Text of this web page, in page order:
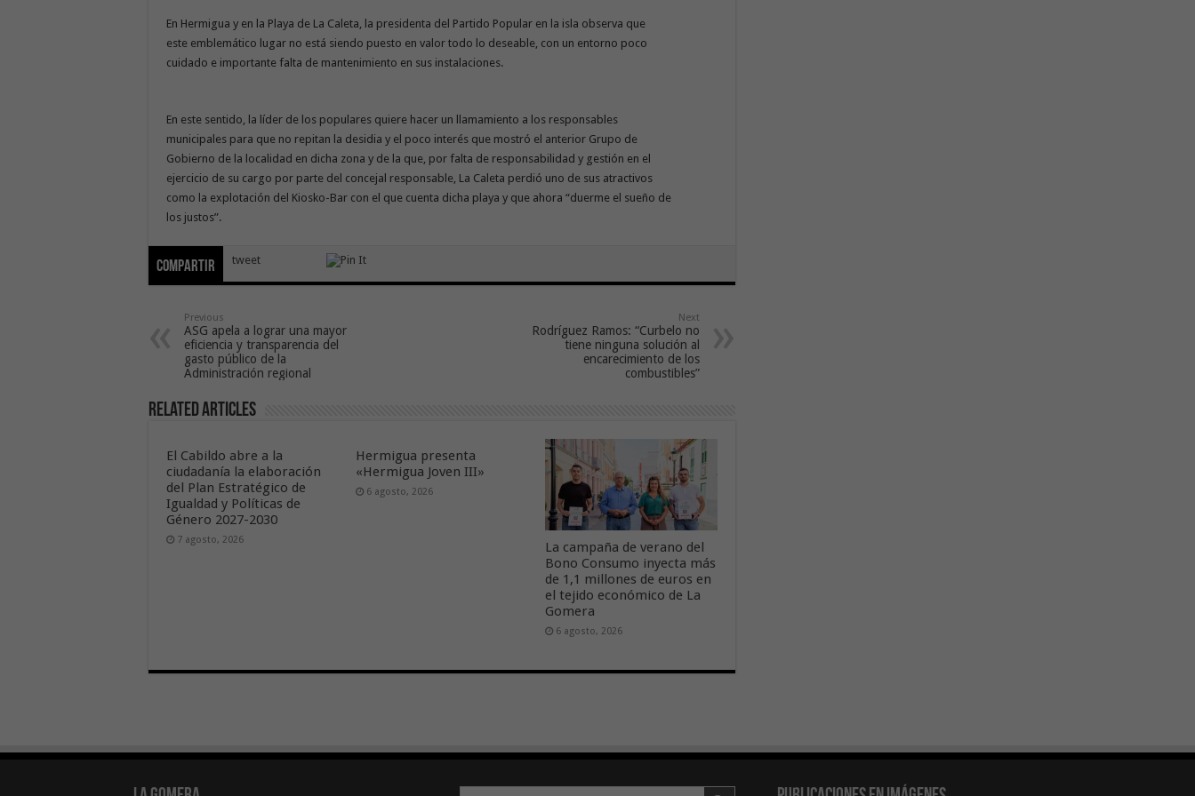
En Hermigua y en la Playa de La Caleta, la presidenta del Partido Popular en la isla observa que
este emblemático lugar no está siendo puesto en valor todo lo deseable, con un entorno poco
cuidado e importante falta de mantenimiento en sus instalaciones.
En este sentido, la líder de los populares quiere hacer un llamamiento a los responsables
municipales para que no repitan la desidia y el poco interés que mostró el anterior Grupo de
Gobierno de la localidad en dicha zona y de la que, por falta de responsabilidad y gestión en el
ejercicio de su cargo por parte del concejal responsable, La Caleta perdió uno de sus atractivos
como la explotación del Kiosko-Bar con el que cuenta dicha playa y que ahora “duerme el sueño de
los justos”.
Compartir tweet
Previous
ASG apela a lograr una mayor
eficiencia y transparencia del
gasto público de la
Administración regional
Next
Rodríguez Ramos: “Curbelo no
tiene ninguna solución al
encarecimiento de los
combustibles”
Related Articles
El Cabildo abre a la
ciudadanía la elaboración
del Plan Estratégico de
Igualdad y Políticas de
Género 2027-2030
7 agosto, 2026
Hermigua presenta
«Hermigua Joven III»
6 agosto, 2026
La campaña de verano del
Bono Consumo inyecta más
de 1,1 millones de euros en
el tejido económico de La
Gomera
6 agosto, 2026